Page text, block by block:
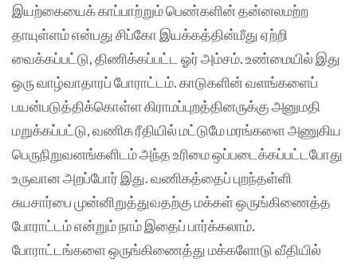
இயற்கையைக் காப்பாற்றும் பெண்களின் தன்னலமற்ற
தாயுள்ளம் என்பது சிப்கோ இயக்கத்தின்மீது ஏற்றி
வைக்கப்பட்டு, திணிக்கப்பட்ட ஓர் அம்சம். உண்மையில் இது
ஒரு வாழ்வாதாரப் போராட்டம். காடுகளின் வளங்களைப்
பயன்படுத்திக்கொள்ள கிராமப்புறத்தினருக்கு அனுமதி
மறுக்கப்பட்டு, வணிக ரீதியில் மட்டுமே மரங்களை அணுகிய
பெருநிறுவனங்களிடம் அந்த உரிமை ஒப்படைக்கப்பட்டபோது
உருவான அறப்போர் இது. வணிகத்தைப் புறந்தள்ளி
சுயசார்பை முன்னிறுத்துவதற்கு மக்கள் ஒருங்கிணைத்த
போராட்டம் என்றும் நாம் இதைப் பார்க்கலாம்.
போராட்டங்களை ஒருங்கிணைத்து மக்களோடு வீதியில்